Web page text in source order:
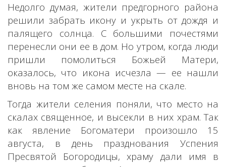
Недолго думая, жители предгорного района
решили забрать икону и укрыть от дождя и
палящего солнца. С большими почестями
перенесли они ее в дом. Но утром, когда люди
пришли помолиться Божьей Матери,
оказалось, что икона исчезла — ее нашли
вновь на том же самом месте на скале.
Тогда жители селения поняли, что место на
скалах священное, и высекли в них храм. Так
как явление Богоматери произошло 15
августа, в день празднования Успения
Пресвятой Богородицы, храму дали имя в